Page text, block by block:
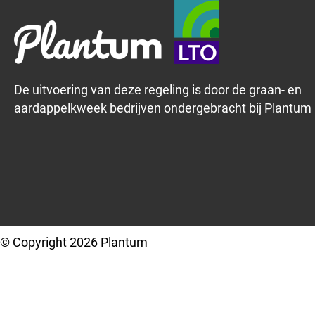
De uitvoering van deze regeling is door de graan- en
aardappelkweek bedrijven ondergebracht bij Plantum
© Copyright 2026 Plantum